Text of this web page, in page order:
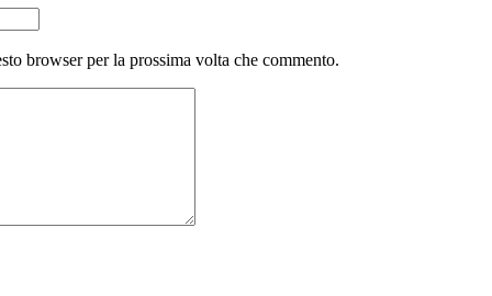
browser per la prossima volta che commento.